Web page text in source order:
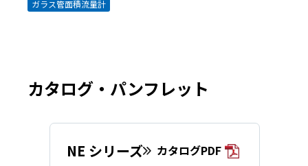
ガラス管面積流量計
カタログ・パンフレット
NE シリーズ カタログPDF